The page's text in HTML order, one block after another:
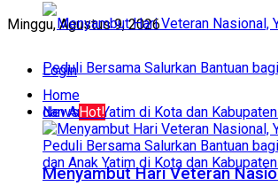
Minggu, Agustus 9, 2026
Login
​Menyambut Hari Veteran
Home
NewsHot!